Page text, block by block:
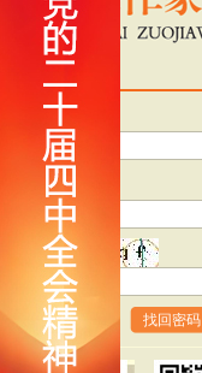
密 码
验证码
找回密码